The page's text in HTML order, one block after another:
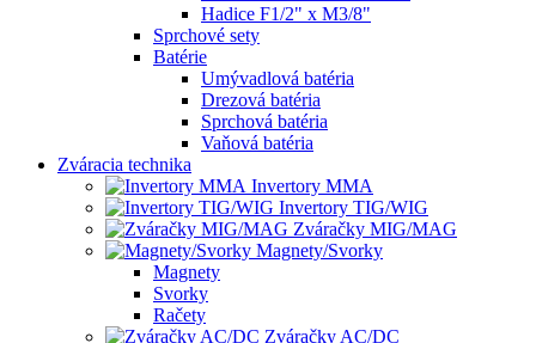
Hadice F1/2" x M3/8"
Sprchové sety
Batérie
Umývadlová batéria
Drezová batéria
Sprchová batéria
Vaňová batéria
Zváracia technika
Invertory MMA
Invertory TIG/WIG
Zváračky MIG/MAG
Magnety/Svorky
Magnety
Svorky
Račety
Zváračky AC/DC